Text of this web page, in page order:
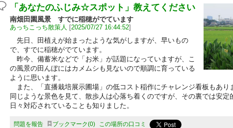
「あなたのふじみ☆スポット」教えてください
南畑田園風景 すでに稲穂がでています
あっちこっち散策人 [2025/07/27 16:44:52]
先日、田植えが始まったような気がしますが、早いもの
で、すでに稲穂がでています。
昨今、備蓄米などで「お米」が話題になっていますが、こ
の風景の田んぼにはカメムシも見ないので順調に育っている
ように思います。
また、「直播栽培展示圃場」の低コスト稲作にチャレンジ看板もあり
同じような景色を見て、散歩人は心落ち着くのですが、その裏では安定
日々対応されていることも知りました。
問題を報告 ブックマーク 0 この場所の口コミ